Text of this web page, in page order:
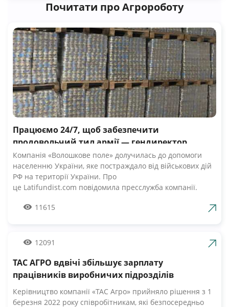
Почитати про Агророботу
Працюємо 24/7, щоб забезпечити
продовольчий тил армії — гендиректор
компанії Волошкове поле
Компанія «Волошкове поле» долучилась до допомоги
населенню України, яке постраждало від військових дій
РФ на території України. Про
це Latifundist.com повідомила пресслужба компанії.
Вже шосту добу наші Збройні Сили героїчно стримують
армії», — зазначив Андрій Табалов, генеральний
Компанія «Волошкове поле» вже відправила понад 10 т
молока для забезпечення біженців та тероборони в
можливість безкоштовно отримати пастеризоване
11615
12091
ТАС АГРО вдвічі збільшує зарплату
працівників виробничих підрозділів
Керівництво компанії «ТАС Агро» прийняло рішення з 1
березня 2022 року співробітникам, які безпосередньо